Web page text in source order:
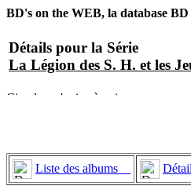
BD's on the WEB, la database
Détails pour la Série
La Légion des S. H. et les
Liste des albums